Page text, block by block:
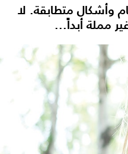
وأشكال متطابقة. لا
مملة أبداً...